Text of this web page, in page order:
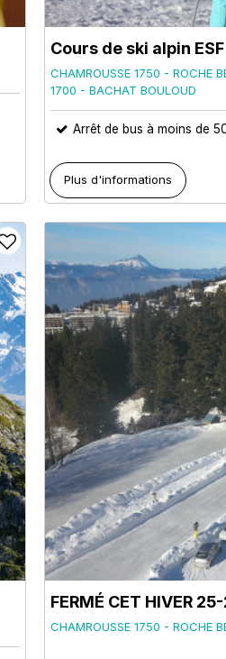
Cours de ski alpin ESF
CHAMROUSSE 1750 - ROCHE
1700 - BACHAT BOULOUD
Arrêt de bus à moins de
Plus d'informations
FERMÉ CET HIVER
CHAMROUSSE 1750 - ROCHE